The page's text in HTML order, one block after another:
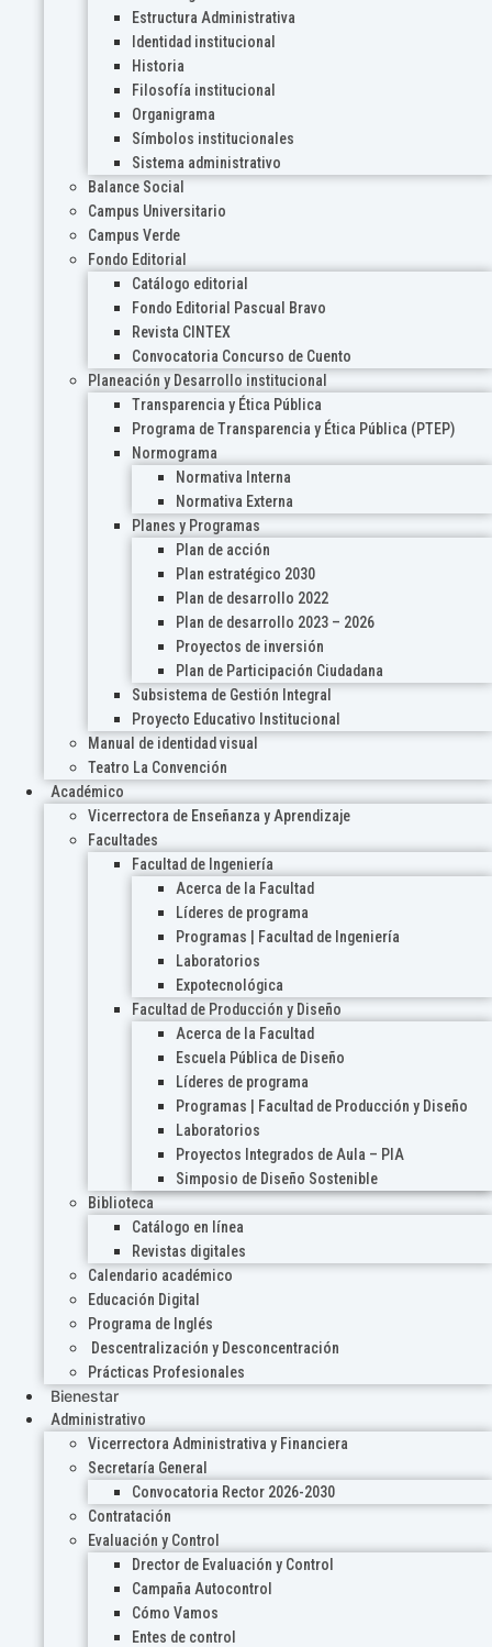
Estructura Administrativa
Identidad institucional
Historia
Filosofía institucional
Organigrama
Símbolos institucionales
Sistema administrativo
Balance Social
Campus Universitario
Campus Verde
Fondo Editorial
Catálogo editorial
Fondo Editorial Pascual Bravo
Revista CINTEX
Convocatoria Concurso de Cuento
Planeación y Desarrollo institucional
Transparencia y Ética Pública
Programa de Transparencia y Ética Pública (PTEP)
Normograma
Normativa Interna
Normativa Externa
Planes y Programas
Plan de acción
Plan estratégico 2030
Plan de desarrollo 2022
Plan de desarrollo 2023 – 2026
Proyectos de inversión
Plan de Participación Ciudadana
Subsistema de Gestión Integral
Proyecto Educativo Institucional
Manual de identidad visual
Teatro La Convención
Académico
Vicerrectora de Enseñanza y Aprendizaje
Facultades
Facultad de Ingeniería
Acerca de la Facultad
Líderes de programa
Programas | Facultad de Ingeniería
Laboratorios
Expotecnológica
Facultad de Producción y Diseño
Acerca de la Facultad
Escuela Pública de Diseño
Líderes de programa
Programas | Facultad de Producción y Diseño
Laboratorios
Proyectos Integrados de Aula – PIA
Simposio de Diseño Sostenible
Biblioteca
Catálogo en línea
Revistas digitales
Calendario académico
Educación Digital
Programa de Inglés
Descentralización y Desconcentración
Prácticas Profesionales
Bienestar
Administrativo
Vicerrectora Administrativa y Financiera
Secretaría General
Convocatoria Rector 2026-2030
Contratación
Evaluación y Control
Drector de Evaluación y Control
Campaña Autocontrol
Cómo Vamos
Entes de control